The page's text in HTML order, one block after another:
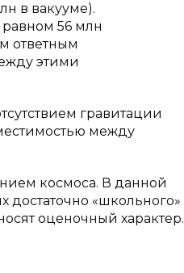
в вакууме).
56 млн
ответным
этими
гравитации
между
космоса. В данной
достаточно «школьного»
оценочный характер.